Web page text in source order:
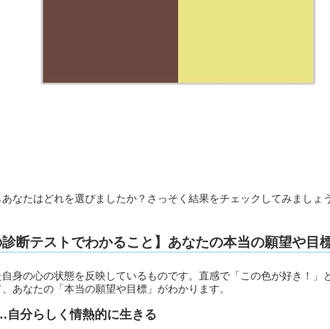
なたはどれを選びましたか？さっそく結果をチェックしてみましょ
診断テストでわかること】あなたの本当の願望や目
身の心の状態を反映しているものです。直感で「この色が好き！」
あなたの「本当の願望や目標」がわかります。
分らしく情熱的に生きる